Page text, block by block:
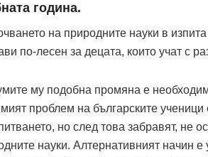
година.
на природните науки в
по-лесен за децата, които учат с
му подобна промяна е
проблем на българските
но след това забравят, не
науки. Алтернативният начин